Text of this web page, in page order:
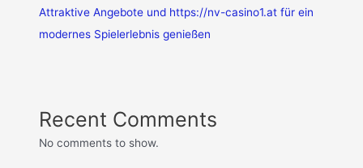
Attraktive Angebote und https://nv-casino1.at für ein
modernes Spielerlebnis genießen
Recent Comments
No comments to show.